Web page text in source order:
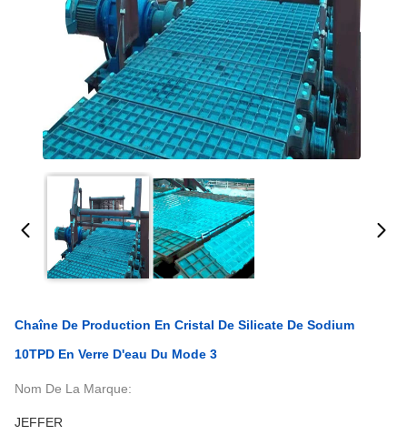
Chaîne De Production En Cristal De Silicate De Sodium
10TPD En Verre D'eau Du Mode 3
Nom De La Marque:
JEFFER